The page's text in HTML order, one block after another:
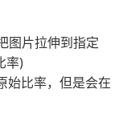
图片拉伸到指定
率)
始比率，但是会在